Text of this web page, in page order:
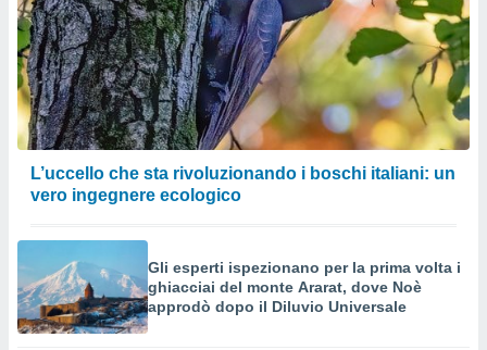
L’uccello che sta rivoluzionando i boschi italiani: un
vero ingegnere ecologico
Gli esperti ispezionano per la prima volta i
ghiacciai del monte Ararat, dove Noè
approdò dopo il Diluvio Universale